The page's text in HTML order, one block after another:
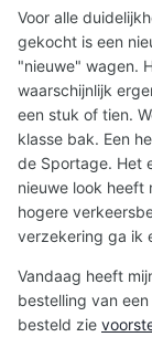
Voor alle
gekocht is een
"nieuwe" wagen.
waarschijnlijk
een stuk of tien.
klasse bak. Een
de Sportage. Het
nieuwe look heeft
hogere
verzekering ga ik
Vandaag heeft
bestelling van
besteld zie